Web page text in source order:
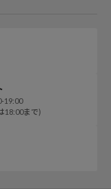
19:00
18:00まで)